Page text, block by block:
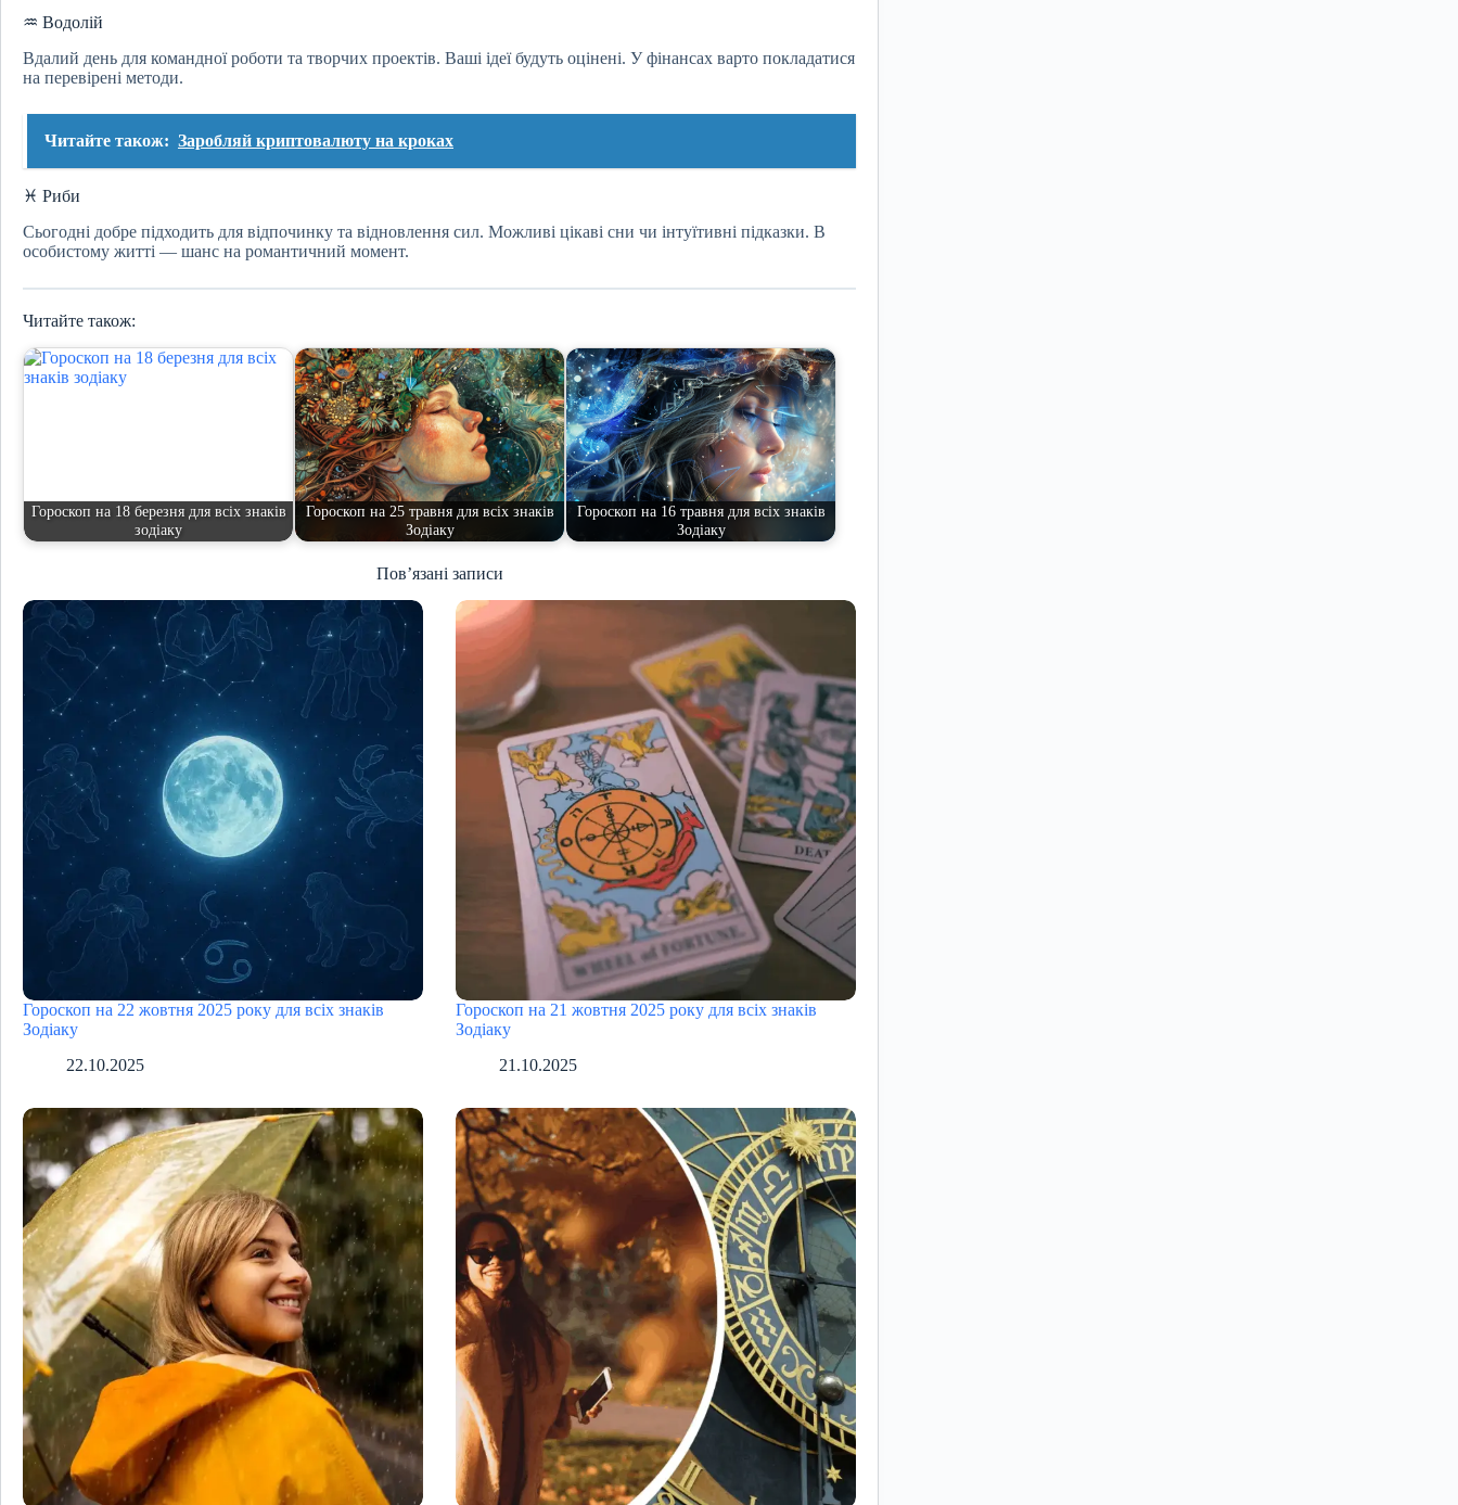
♒ Водолій
Вдалий день для командної роботи та творчих проектів. Ваші ідеї будуть оцінені. У фінансах варто покладатися
на перевірені методи.
Читайте також: Заробляй криптовалюту на кроках
♓ Риби
Сьогодні добре підходить для відпочинку та відновлення сил. Можливі цікаві сни чи інтуїтивні підказки. В
особистому житті — шанс на романтичний момент.
Читайте також:
Гороскоп на 18 березня для всіх знаків
зодіаку
Гороскоп на 25 травня для всіх знаків
Зодіаку
Гороскоп на 16 травня для всіх знаків
Зодіаку
Пов’язані записи
Гороскоп на 22 жовтня 2025 року для всіх знаків
Зодіаку
22.10.2025
Гороскоп на 21 жовтня 2025 року для всіх знаків
Зодіаку
21.10.2025